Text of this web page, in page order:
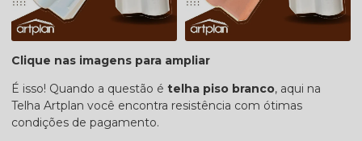
Clique nas imagens para ampliar
É isso! Quando a questão é telha piso branco, aqui na
Telha Artplan você encontra resistência com ótimas
condições de pagamento.